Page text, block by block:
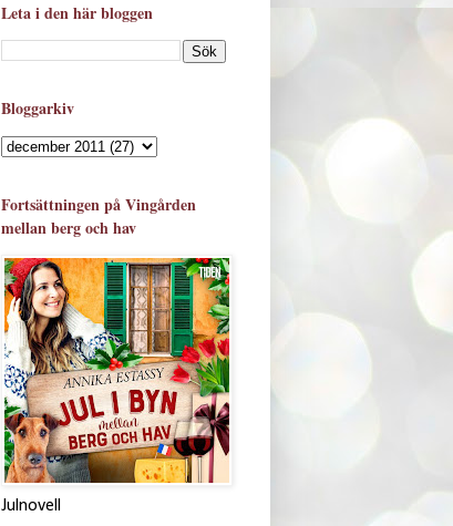
Leta i den här bloggen
Bloggarkiv
Fortsättningen på Vingården
mellan berg och hav
Julnovell